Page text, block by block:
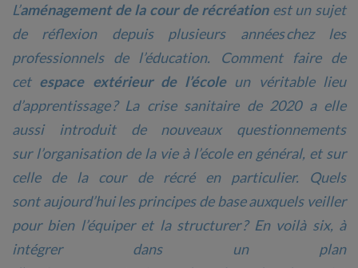
L’aménagement de la cour de récréationest un sujet
de réflexion depuis plusieurs années chez les
professionnels de l’éducation. Comment faire de
cet espace extérieur de l’écoleun véritable lieu
d’apprentissage ? La crise sanitaire de 2020 a elle
aussi introduit de nouveaux questionnements
sur l’organisation de la vie à l’école en général, et sur
celle de la cour de récré en particulier. Quels
sont aujourd’hui les principes de base auxquels veiller
pour bien l’équiper et la structurer ? En voilà six, à
intégrer dans un plan